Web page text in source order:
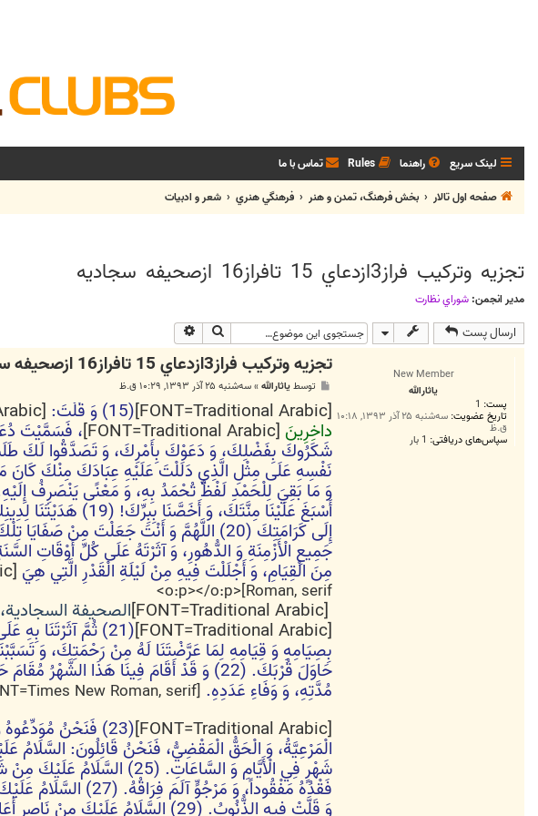
لینک سریع راهنما Rules تماس با ما
صفحه اول تالار
بخش فرهنگ، تمدن و هنر فرهنگي هنري شعر و ادبيات
تجزيه وتركيب فراز3ازدعاي 15 تافراز16 ازصحيفه سجاديه
مدیر انجمن: شوراي نظارت
ارسال پست جستجو
New Member
ياثارالله
پست: 1
تاریخ عضویت: سه‌شنبه ۲۵ آذر ۱۳۹۳, ۱۰:۱۸
ق.ظ
سپاس‌های دریافتی: 1 بار
تجزيه وتركيب فراز3ازدعاي 15 تافراز16 ازصحيفه سجاديه
ت
توسطياثارالله»سه‌شنبه ۲۵ آذر ۱۳۹۳, ۱۰:۲۹ ق.ظ
[FONT=Traditional Arabic] (15) وَ قُلْتَ: [FONT=Traditional Arabic]
داخِرِينَ‏ [FONT=Traditional Arabic]
نَفْسِهِ عَلَى مِثْلِ الَّذِي دَلَلْتَ عَلَيْهِ عِبَادَكَ مِنْكَ كَانَ
أَسْبَغَ عَلَيْنَا
إِلَى كَرَامَتِكَ (20) اللَّهُمَّ وَ أَنْتَ جَعَلْتَ
جَمِيعِ الْأَزْمِنَةِ وَ الدُّهُورِ، وَ آثَرْتَهُ عَلَى كُلِّ أَوْقَاتِ
مِنَ الْقِيَامِ، وَ أَجْلَلْتَ فِيهِ مِنْ لَيْلَةِ الْقَدْرِ الَّتِي هِيَ‏ [FONT=Traditional Arabic]
Roman, serif]<o:p></o:p>
[FONT=Traditional Arabic] الصحيفة السجادية،
[FONT=Traditional Arabic] (21) ثُمَّ آثَرْتَنَا
بِصِيَامِهِ وَ قِيَامِهِ لِمَا عَرَّضْتَنَا لَهُ مِنْ رَحْمَتِكَ، وَ
حَاوَلَ قُرْبَكَ. (22) وَ قَدْ أَقَامَ فِينَا هَذَا
مُدَّتِهِ، وَ وَفَاءِ عَدَدِهِ. [FONT=Times New Roman, serif]<o:p></o:p>
[FONT=Traditional Arabic] (23) فَنَحْنُ